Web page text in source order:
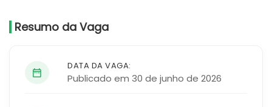
Resumo da Vaga
DATA DA VAGA:
Publicado em 30 de junho de 2026